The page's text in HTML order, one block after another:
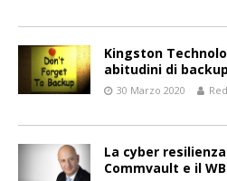
Kingston
abitudini di backup
30 Marzo 2020
La cyber
Commvault e il